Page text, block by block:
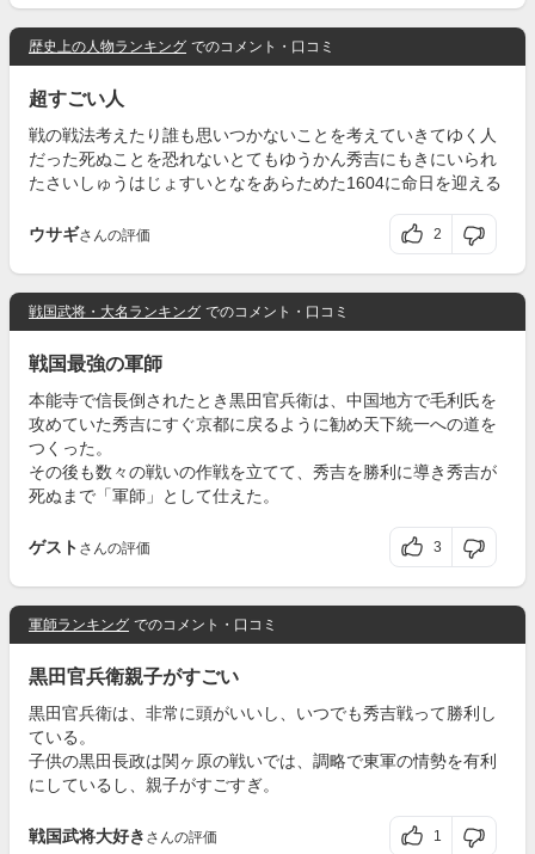
歴史上の人物ランキング でのコメント・口コミ
超すごい人
戦の戦法考えたり誰も思いつかないことを考えていきてゆく人
だった死ぬことを恐れないとてもゆうかん秀吉にもきにいられ
たさいしゅうはじょすいとなをあらためた1604に命日を迎える
ウサギさんの評価 2
戦国武将・大名ランキング でのコメント・口コミ
戦国最強の軍師
本能寺で信長倒されたとき黒田官兵衛は、中国地方で毛利氏を
攻めていた秀吉にすぐ京都に戻るように勧め天下統一への道を
つくった。
その後も数々の戦いの作戦を立てて、秀吉を勝利に導き秀吉が
死ぬまで「軍師」として仕えた。
ゲスト さんの評価 3
軍師ランキング でのコメント・口コミ
黒田官兵衛親子がすごい
黒田官兵衛は、非常に頭がいいし、いつでも秀吉戦って勝利し
ている。
子供の黒田長政は関ヶ原の戦いでは、調略で東軍の情勢を有利
にしているし、親子がすごすぎ。
戦国武将大好き さんの評価 1